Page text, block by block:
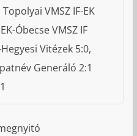
VMSZ IF-EK
Óbecse VMSZ IF
Vitézek 5:0,
Generáló 2:1